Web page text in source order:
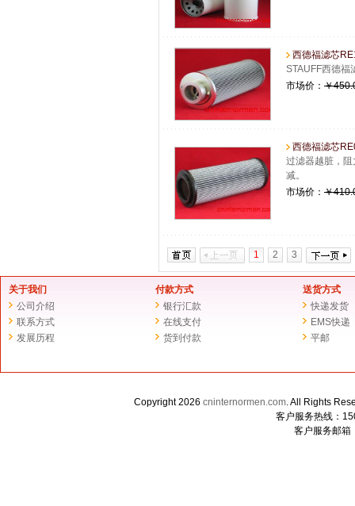
西德福滤芯
STAUFF西德福
市场价： ￥
西德福滤芯
过滤器越脏，
减。
市场价： ￥
1 2 3
关于我们
公司介绍
联系方式
发展历程
付款方式
银行汇款
在线支付
货到付款
送货方式
快递发货
EMS快递
平邮
Copyright 2026 cninternormen.com. All Rights
客户服务热线：
客户服务邮箱